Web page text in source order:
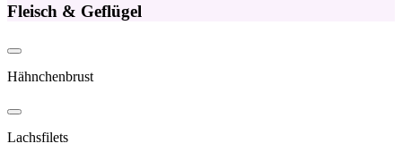
Fleisch & Geflügel
Hähnchenbrust
Lachsfilets